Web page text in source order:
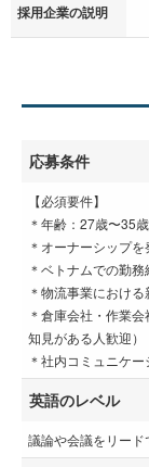
採用企業の説明
応募条件
【必須要件】
＊年齢：27歳〜35歳
＊オーナーシップ
＊ベトナムでの勤務
＊物流事業におけ
＊倉庫会社・作業
知見がある人歓迎）
＊社内コミュニケ
英語のレベル
議論や会議をリー